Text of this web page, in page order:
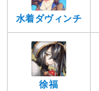
水着ダヴィンチ
徐福